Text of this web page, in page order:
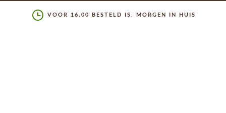
VOOR 16.00 BESTELD IS, MORGEN IN HUIS